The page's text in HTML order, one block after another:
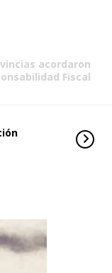
acordaron
Fiscal